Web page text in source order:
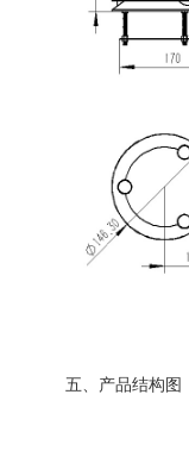
五、产品结构图